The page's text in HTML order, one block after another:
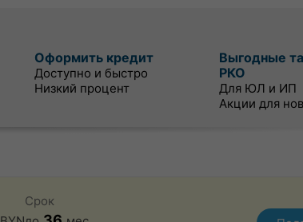
Оформить кредит
Доступно и быстро
Низкий процент
Выгодные
РКО
Для ЮЛ и ИП
Акции для
Срок